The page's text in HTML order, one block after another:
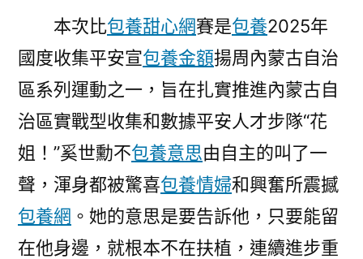
本次比包養甜心網賽是包養2025年
國度收集平安宣包養金額揚周內蒙古自治
區系列運動之一，旨在扎實推進內蒙古自
治區實戰型收集和數據平安人才步隊“花
姐！”奚世勳不包養意思由自主的叫了一
聲，渾身都被驚喜包養情婦和興奮所震撼
包養網 。她的意思是要告訴他，只要能留
在他身邊，就根本不在扶植，連續進步重